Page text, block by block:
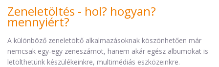
Zeneletöltés - hol? hogyan?
mennyiért?
A különböző zeneletöltő alkalmazásoknak köszönhetően már
nemcsak egy-egy zeneszámot, hanem akár egész albumokat is
letölthetünk készülékeinkre, multimédiás eszközeinkre.